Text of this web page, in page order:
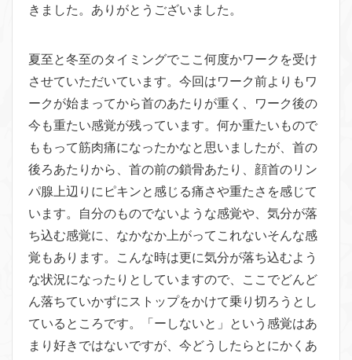
きました。ありがとうございました。
夏至と冬至のタイミングでここ何度かワークを受け
させていただいています。今回はワーク前よりもワ
ークが始まってから首のあたりが重く、ワーク後の
今も重たい感覚が残っています。何か重たいもので
ももって筋肉痛になったかなと思いましたが、首の
後ろあたりから、首の前の鎖骨あたり、顔首のリン
パ腺上辺りにピキンと感じる痛さや重たさを感じて
います。自分のものでないような感覚や、気分が落
ち込む感覚に、なかなか上がってこれないそんな感
覚もあります。こんな時は更に気分が落ち込むよう
な状況になったりとしていますので、ここでどんど
ん落ちていかずにストップをかけて乗り切ろうとし
ているところです。「ーしないと」という感覚はあ
まり好きではないですが、今どうしたらとにかくあ